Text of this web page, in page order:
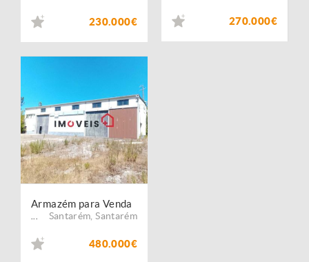
230.000€ 270.000€
Armazém para Venda
Santarém ,Santarém
480.000€